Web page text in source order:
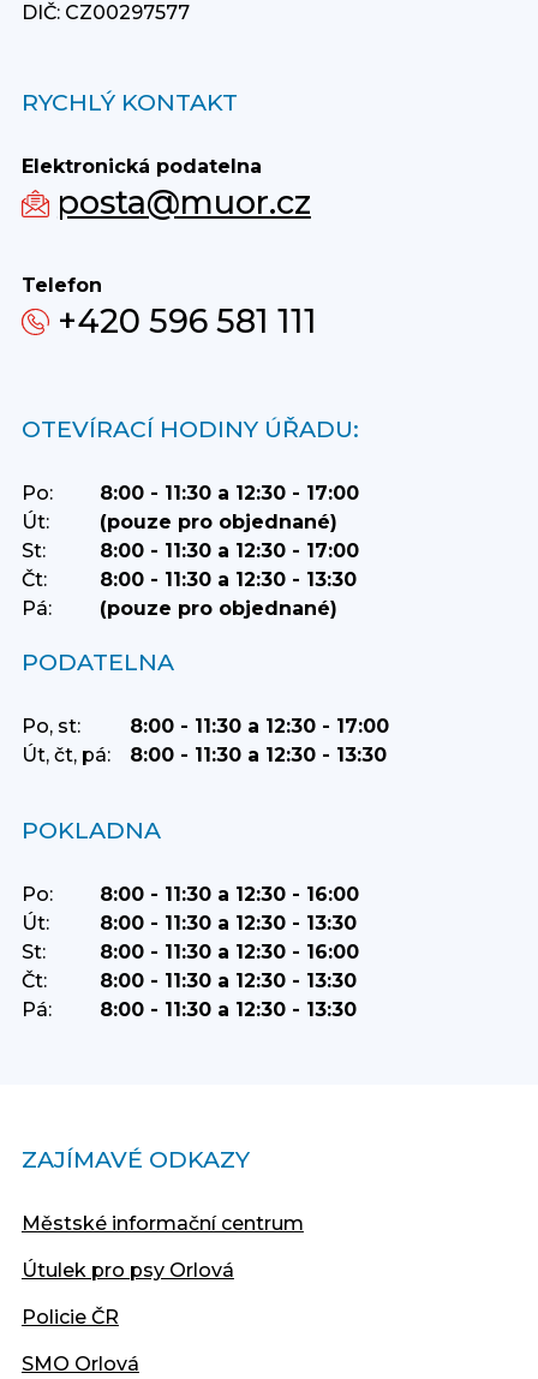
DIČ: CZ00297577
RYCHLÝ KONTAKT
Elektronická podatelna
posta@muor.cz
Telefon
+420 596 581 111
OTEVÍRACÍ HODINY ÚŘADU:
Po:
8:00 - 11:30 a 12:30 - 17:00
Út:
(pouze pro objednané)
St:
8:00 - 11:30 a 12:30 - 17:00
Čt:
8:00 - 11:30 a 12:30 - 13:30
Pá:
(pouze pro objednané)
PODATELNA
Po, st:
8:00 - 11:30 a 12:30 - 17:00
Út, čt, pá:
8:00 - 11:30 a 12:30 - 13:30
POKLADNA
Po:
8:00 - 11:30 a 12:30 - 16:00
Út:
8:00 - 11:30 a 12:30 - 13:30
St:
8:00 - 11:30 a 12:30 - 16:00
Čt:
8:00 - 11:30 a 12:30 - 13:30
Pá:
8:00 - 11:30 a 12:30 - 13:30
ZAJÍMAVÉ ODKAZY
Městské informační centrum
Útulek pro psy Orlová
Policie ČR
SMO Orlová